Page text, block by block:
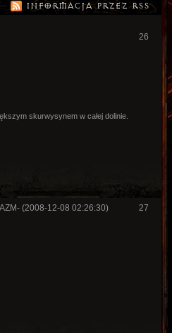
Informacja przez RSS
26
skurwysynem w całej dolinie.
27
(2008-12-08 02:26:30)